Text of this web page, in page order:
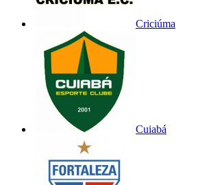
Criciúma
Cuiabá